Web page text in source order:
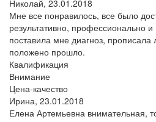
Николай, 23.01.2018
Мне все понравилось, все было
результативно, профессионально и
поставила мне диагноз, прописала
положено прошло.
Квалификация
Внимание
Цена-качество
Ирина, 23.01.2018
Елена Артемьевна внимательная,